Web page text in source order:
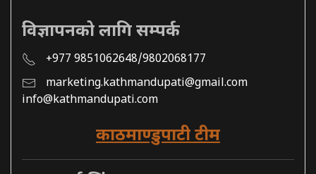
विज्ञापनको लागि सम्पर्क
+977 9851062648/9802068177
marketing.kathmandupati@gmail.com
info@kathmandupati.com
काठमाण्डुपाटी टीम